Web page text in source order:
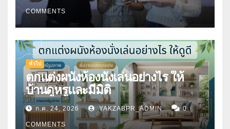
COMMENTS
ทั่วไป
ตกแต่งผนังห้องนั่งเล่นอย่างไร ให้
บ้านดูหรูและมีมิติ
ก.ค. 24, 2026 YAKZABPR_ADMIN 0
COMMENTS